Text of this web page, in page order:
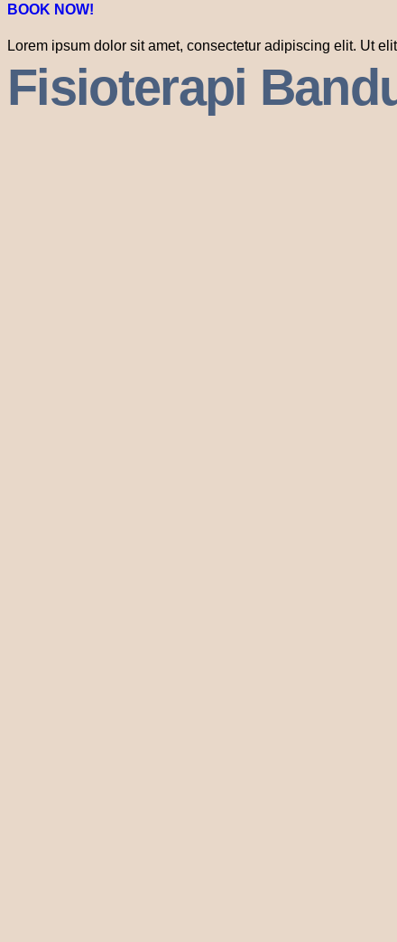
BOOK NOW!
Lorem ipsum dolor sit amet, consectetur adipiscing elit. Ut
Fisioterapi